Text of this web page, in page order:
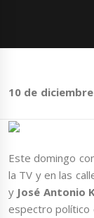
10 de
Este domingo
la TV y en las
y José Antonio
espectro político